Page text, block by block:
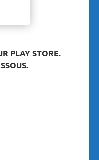
PLAY STORE.